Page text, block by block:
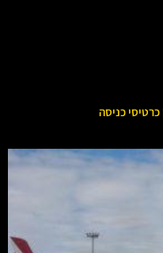
כרטיסי כניסה